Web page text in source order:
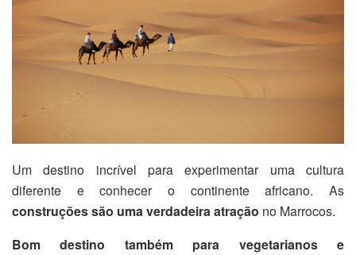
Um destino incrível para experimentar uma cultura
diferente e conhecer o continente africano. As
construções são uma verdadeira atração no Marrocos.
Bom destino também para vegetarianos e